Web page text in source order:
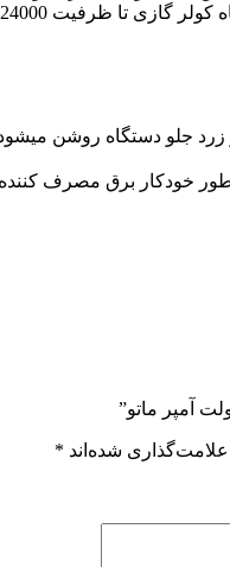
تا ظرفیت 24000 را دارد.
خودکار برق مصرف
شده‌اند *